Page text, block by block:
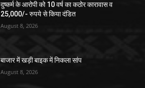
दुष्कर्म के आरोपी को 10 वर्ष का कठोर कारावास व
25,000/- रुपये से किया दंडित
August 8, 2026
बाजार में खड़ी बाइक में निकला सांप
August 8, 2026